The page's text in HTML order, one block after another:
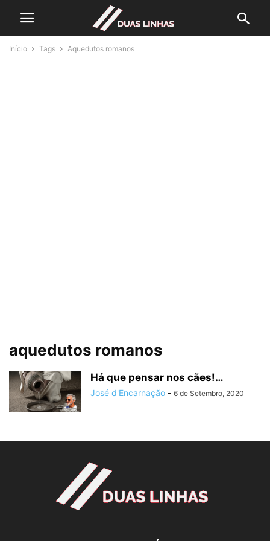
Início Tags Aquedutos romanos
aquedutos romanos
Há que pensar nos cães!…
José d'Encarnação - 6 de Setembro, 2020